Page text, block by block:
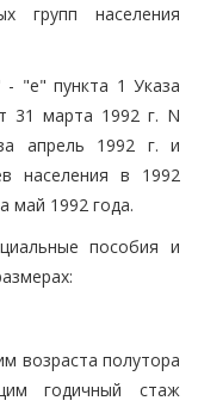
групп населения
- "е" пункта 1 Указа
31 марта 1992 г. N
апрель 1992 г. и
населения в 1992
май 1992 года.
пособия и
возраста полутора
годичный стаж